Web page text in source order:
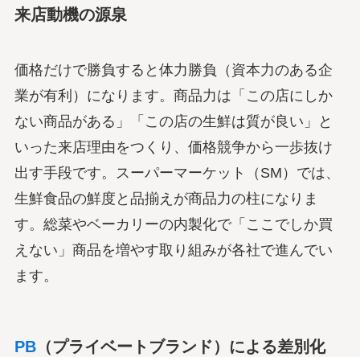
来店動機の源泉
価格だけで勝負すると体力勝負（資本力のある企
業が有利）になります。商品力は「この店にしか
ない商品がある」「この店の生鮮は質が良い」と
いった来店理由をつくり、価格競争から一歩抜け
出す手段です。スーパーマーケット（SM）では、
生鮮食品の鮮度と品揃えが商品力の柱になりま
す。総菜やベーカリーの内製化で「ここでしか買
えない」商品を増やす取り組みが各社で進んでい
ます。
PB（プライベートブランド）による差別化